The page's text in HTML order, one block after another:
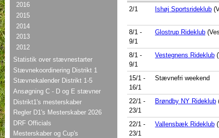
2/1 Ishøj Sportsrideklub
8/1 -
9/1
Glostrup Rideklub
8/1 -
9/1
Vestegnens Rideklub
15/1 -
16/1
Stævnefri weekend
22/1 -
23/1
Brøndby NY Rideklub
22/1 -
23/1
Vallensbæk Rideklub
2016
2015
2014
2013
2012
Statistik over stævnestarter
Stævnekoordinering Distrikt 1
Stævnekalender Distrikt 1-5
Ansøgning C - D og E stævner
Distrikt1's mesterskaber
Regler D1's Mesterskaber 2026
DRF Officials
Mesterskaber og Cup's